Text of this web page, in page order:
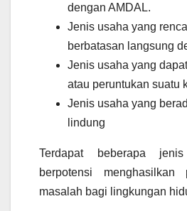
dengan AMDAL.
Jenis usaha yang
berbatasan langsung
Jenis usaha yang
atau peruntukan suatu
Jenis usaha yang
lindung
Terdapat beberapa
berpotensi menghasilkan
masalah bagi lingkungan